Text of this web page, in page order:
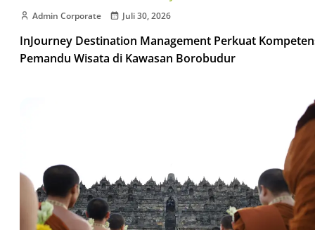
Admin Corporate Juli 30, 2026
InJourney Destination Management Perkuat
Pemandu Wisata di Kawasan Borobudur